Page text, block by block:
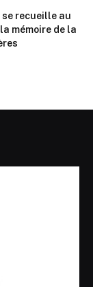
se recueille au
mémoire de la